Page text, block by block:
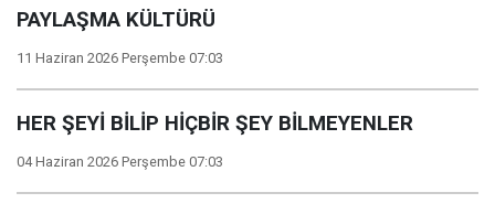
PAYLAŞMA KÜLTÜRÜ
11 Haziran 2026 Perşembe 07:03
HER ŞEYİ BİLİP HİÇBİR ŞEY BİLMEYENLER
04 Haziran 2026 Perşembe 07:03